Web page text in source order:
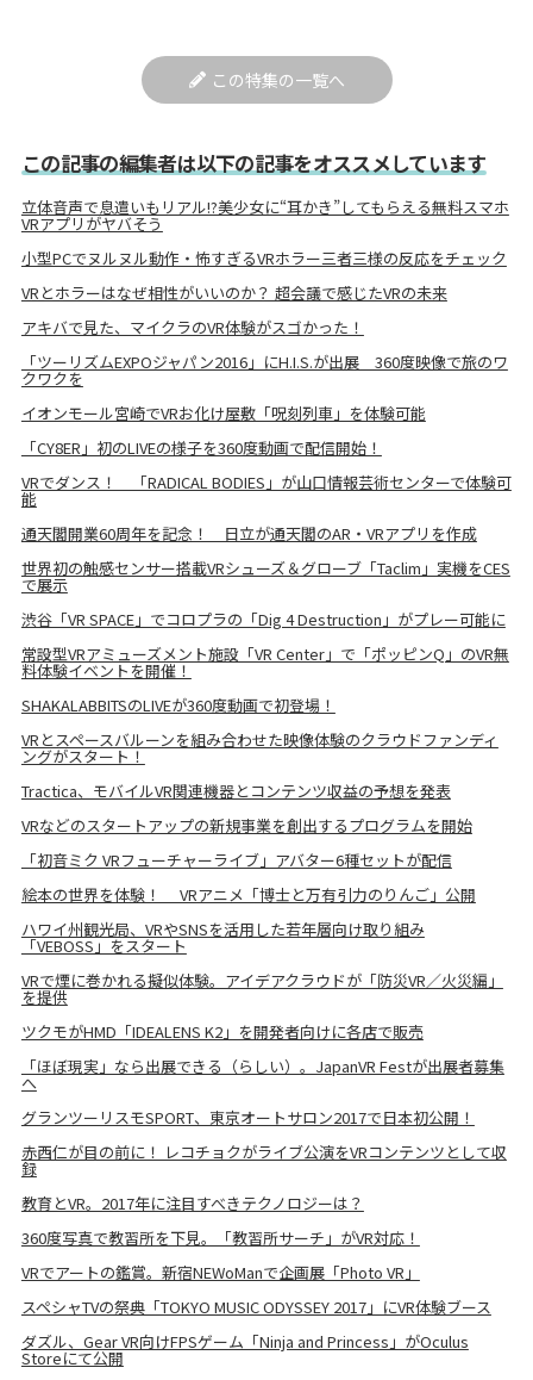
この特集の一覧へ
この記事の編集者は以下の記事をオススメしています
立体音声で息遣いもリアル!?美少女に“耳かき”してもらえる無料スマホ
VRアプリがヤバそう
小型PCでヌルヌル動作・怖すぎるVRホラー三者三様の反応をチェック
VRとホラーはなぜ相性がいいのか？ 超会議で感じたVRの未来
アキバで見た、マイクラのVR体験がスゴかった！
「ツーリズムEXPOジャパン2016」にH.I.S.が出展 360度映像で旅のワ
クワクを
イオンモール宮崎でVRお化け屋敷「呪刻列車」を体験可能
「CY8ER」初のLIVEの様子を360度動画で配信開始！
VRでダンス！ 「RADICAL BODIES」が山口情報芸術センターで体験可
能
通天閣開業60周年を記念！ 日立が通天閣のAR・VRアプリを作成
世界初の触感センサー搭載VRシューズ＆グローブ「Taclim」実機をCES
で展示
渋谷「VR SPACE」でコロプラの「Dig 4 Destruction」がプレー可能に
常設型VRアミューズメント施設「VR Center」で「ポッピンQ」のVR無
料体験イベントを開催！
SHAKALABBITSのLIVEが360度動画で初登場！
VRとスペースバルーンを組み合わせた映像体験のクラウドファンディ
ングがスタート！
Tractica、モバイルVR関連機器とコンテンツ収益の予想を発表
VRなどのスタートアップの新規事業を創出するプログラムを開始
「初音ミク VRフューチャーライブ」アバター6種セットが配信
絵本の世界を体験！ VRアニメ「博士と万有引力のりんご」公開
ハワイ州観光局、VRやSNSを活用した若年層向け取り組み
「VEBOSS」をスタート
VRで煙に巻かれる擬似体験。アイデアクラウドが「防災VR／火災編」
を提供
ツクモがHMD「IDEALENS K2」を開発者向けに各店で販売
「ほぼ現実」なら出展できる（らしい）。JapanVR Festが出展者募集
へ
グランツーリスモSPORT、東京オートサロン2017で日本初公開！
赤西仁が目の前に！ レコチョクがライブ公演をVRコンテンツとして収
録
教育とVR。2017年に注目すべきテクノロジーは？
360度写真で教習所を下見。「教習所サーチ」がVR対応！
VRでアートの鑑賞。新宿NEWoManで企画展「Photo VR」
スペシャTVの祭典「TOKYO MUSIC ODYSSEY 2017」にVR体験ブース
ダズル、Gear VR向けFPSゲーム「Ninja and Princess」がOculus
Storeにて公開